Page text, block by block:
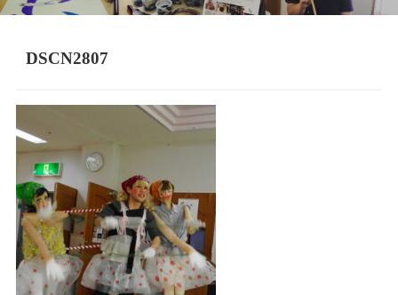
DSCN2807